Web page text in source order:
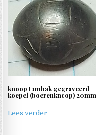
knoop tombak gegraveerd
koepel (boerenknoop) 20mm
Lees verder